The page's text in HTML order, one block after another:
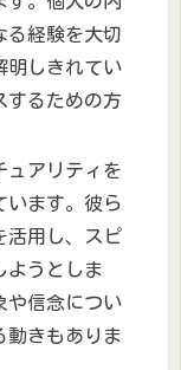
る経験を大切
明しきれてい
するための方
ュアリティを
います。彼ら
活用し、スピ
ようとしま
や信念につい
動きもありま